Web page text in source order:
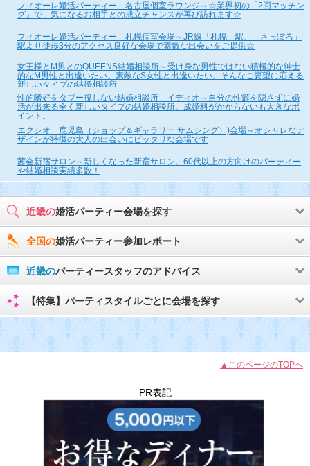
フィオーレ婚活パーティー 名古屋個室ラウンジ～☆業界初の「2回マッチン
グ」で、気になるお相手との成立チャンスが再び訪れます☆
フィオーレ婚活パーティー 札幌個室会場～JR線「札幌」駅、「さっぽろ」
駅より徒歩3分のアクセス良好な会場で素敵な出会いをご提供☆
女王様とM男とのQUEENS結婚相談所～受け身な男性ではない積極的な紳士
的なM男性と出逢いたい。素敵なS女性と出逢いたい。そんなご要望に応える
新しいタイプの結婚相談所
性的嗜好をタブー視しない結婚相談所 イディオ～自分の性癖を隠さずに婚
活が出来る全く新しいタイプの結婚相談所。成婚料がかからないも大きなポ
イント。
エクシオ 鹿児島（ショップ＆ギャラリー サムシング）)会場～オシャレなデ
ザインが特徴の大人の出会いにピッタリな会場です
茜会新宿サロン～新しくなった新宿サロン。60代以上の方向けのパーティー
や結婚相談実績多数！
近畿の婚活パーティー会場を探す
全国の婚活パーティー参加レポート
近畿のパーティースタッフのアドバイス
【特集】パーティスタイルごとに会場を探す
▲このページのTOPへ
PR表記